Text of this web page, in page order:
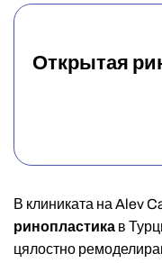
Открытая
В клиниката на Alev
ринопластика в
цялостно